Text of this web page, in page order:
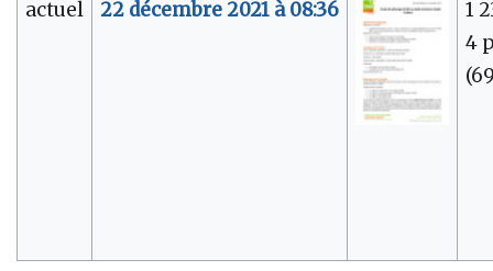
actuel 22 décembre 2021 à 08:36
1
4